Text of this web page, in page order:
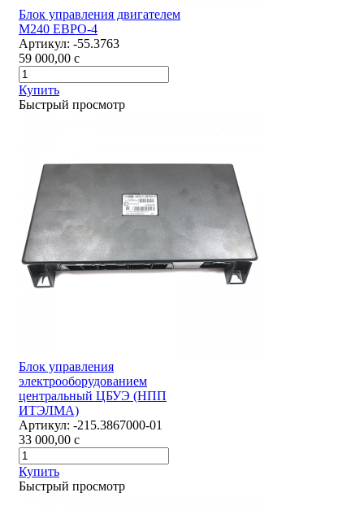
Блок управления двигателем
М240 ЕВРО-4
Артикул: -55.3763
59 000,00 c
Купить
Быстрый просмотр
Блок управления
электрооборудованием
центральный ЦБУЭ (НПП
ИТЭЛМА)
Артикул: -215.3867000-01
33 000,00 c
Купить
Быстрый просмотр